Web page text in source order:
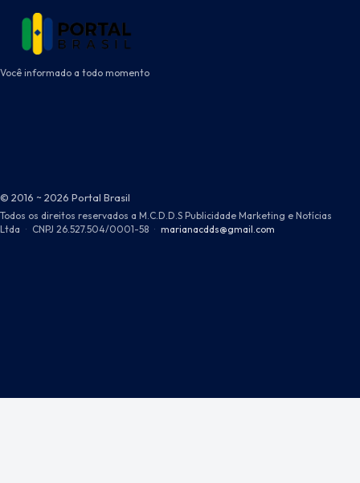
Você informado a todo momento
© 2016 ~ 2026 Portal Brasil
Todos os direitos reservados a M.C.D.D.S Publicidade Marketing e Notícias
Ltda · CNPJ 26.527.504/0001-58 · marianacdds@gmail.com